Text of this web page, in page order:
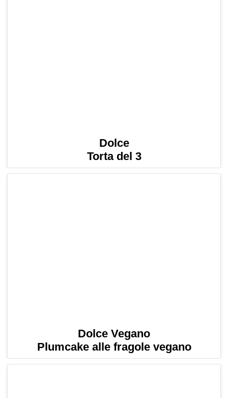
Dolce
Torta del 3
Dolce Vegano
Plumcake alle fragole vegano